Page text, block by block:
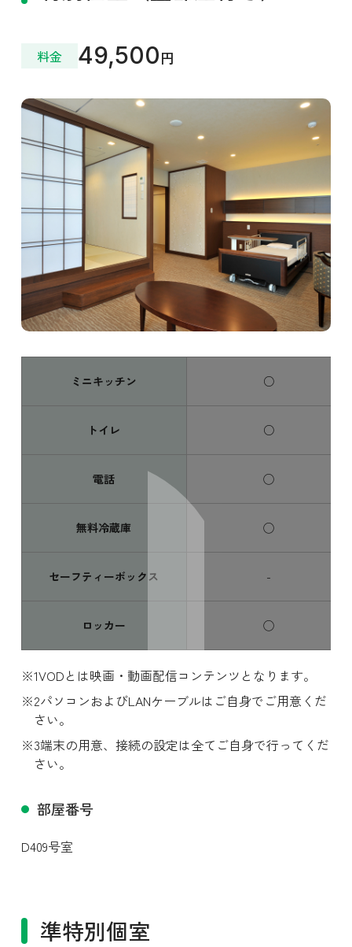
料金 49,500円
ミニキッチン ○
トイレ ○
電話 ◯
無料冷蔵庫 ◯
セーフティーボックス -
ロッカー ◯
VODとは映画・動画配信コンテンツとなります。
パソコンおよびLANケーブルはご自身でご用意くだ
さい。
端末の用意、接続の設定は全てご自身で行ってくだ
さい。
部屋番号
D409号室
準特別個室